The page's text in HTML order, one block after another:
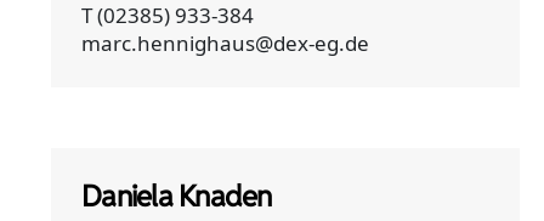
T (02385) 933-384
marc.hennighaus@dex-eg.de
Daniela Knaden